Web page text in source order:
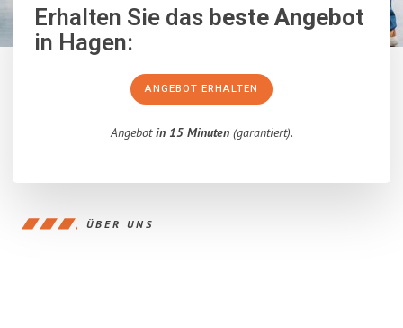
Erhalten Sie dasbeste Angebot
in Hagen:
ANGEBOT ERHALTEN
Angebotin 15 Minuten(garantiert).
ÜBER UNS